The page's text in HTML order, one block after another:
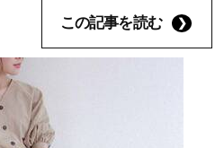
この記事を読む